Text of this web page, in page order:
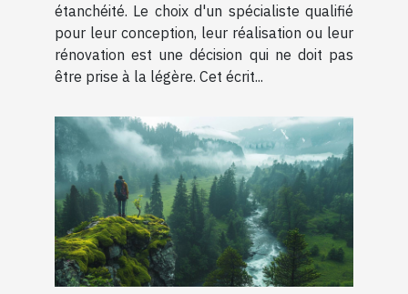
étanchéité. Le choix d'un spécialiste qualifié
pour leur conception, leur réalisation ou leur
rénovation est une décision qui ne doit pas
être prise à la légère. Cet écrit...